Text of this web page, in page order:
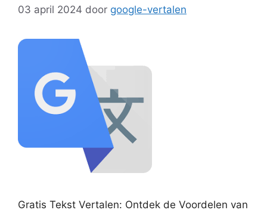
03 april 2024 door google-vertalen
Gratis Tekst Vertalen: Ontdek de Voordelen van